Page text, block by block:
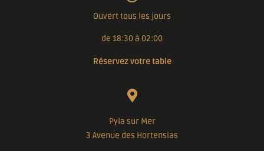
Ouvert tous les jours
de 18:30 à 02:00
Réservez votre table
Pyla sur Mer
3 Avenue des Hortensias